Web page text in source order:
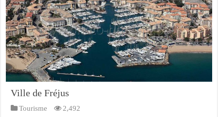
Ville de Fréjus
Tourisme 2,492